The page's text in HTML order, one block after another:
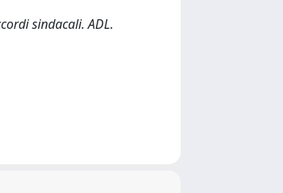
sindacali. ADL.